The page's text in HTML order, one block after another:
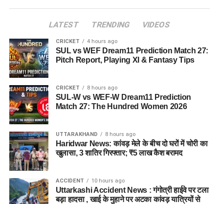
LATEST TRENDING VIDEOS
CRICKET 4 hours ago
SUL vs WEF Dream11 Prediction Match 27:
Pitch Report, Playing XI & Fantasy Tips
CRICKET 8 hours ago
SUL-W vs WEF-W Dream11 Prediction
Match 27: The Hundred Women 2026
UTTARAKHAND 8 hours ago
Haridwar News: कांवड़ मेले के बीच दो घरों में चोरी का
खुलासा, 3 शातिर गिरफ्तार; ₹5 लाख कैश बरामद
ACCIDENT 10 hours ago
Uttarkashi Accident News : गंगोत्री हाईवे पर टला
बड़ा हादसा , खाई के मुहाने पर अटका कांवड़ यात्रियों से